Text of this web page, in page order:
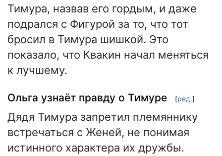
Тимура, назвав его гордым, и даже
подрался с Фигурой за то, что тот
бросил в Тимура шишкой. Это
показало, что Квакин начал меняться
к лучшему.
Ольга узнаёт правду о Тимуре [ред.]
Дядя Тимура запретил племяннику
встречаться с Женей, не понимая
истинного характера их дружбы.